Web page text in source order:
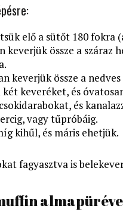
elő a sütőt 180 fokra
keverjük össze a száraz
keverjük össze a
két keveréket, és
és
vagy tűpróbáig.
kihűl, és máris ehetjük.
fagyasztva is